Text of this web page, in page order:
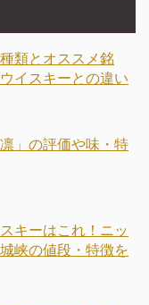
類とオススメ銘
イスキーとの違い
」の評価や味・特
キーはこれ！ニッ
峡の値段・特徴を